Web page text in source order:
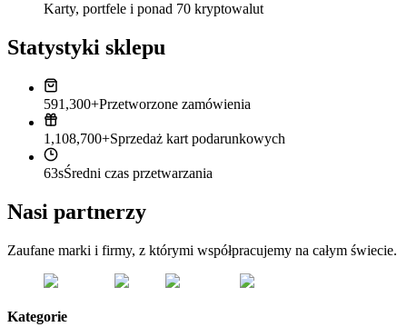
Karty, portfele i ponad 70 kryptowalut
Statystyki sklepu
591,300+Przetworzone zamówienia
1,108,700+Sprzedaż kart podarunkowych
63sŚredni czas przetwarzania
Nasi partnerzy
Zaufane marki i firmy, z którymi współpracujemy na całym świecie.
Kategorie